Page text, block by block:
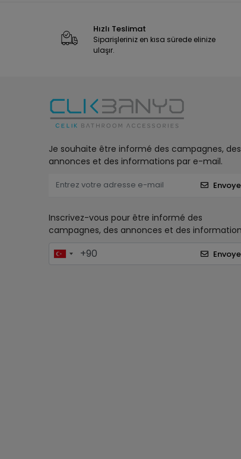
Hızlı Teslimat
Siparişleriniz en kısa sürede elinize
ulaşır.
Je souhaite être informé des campagnes, des
annonces et des informations par e-mail.
Inscrivez-vous pour être informé des
campagnes, des annonces et des